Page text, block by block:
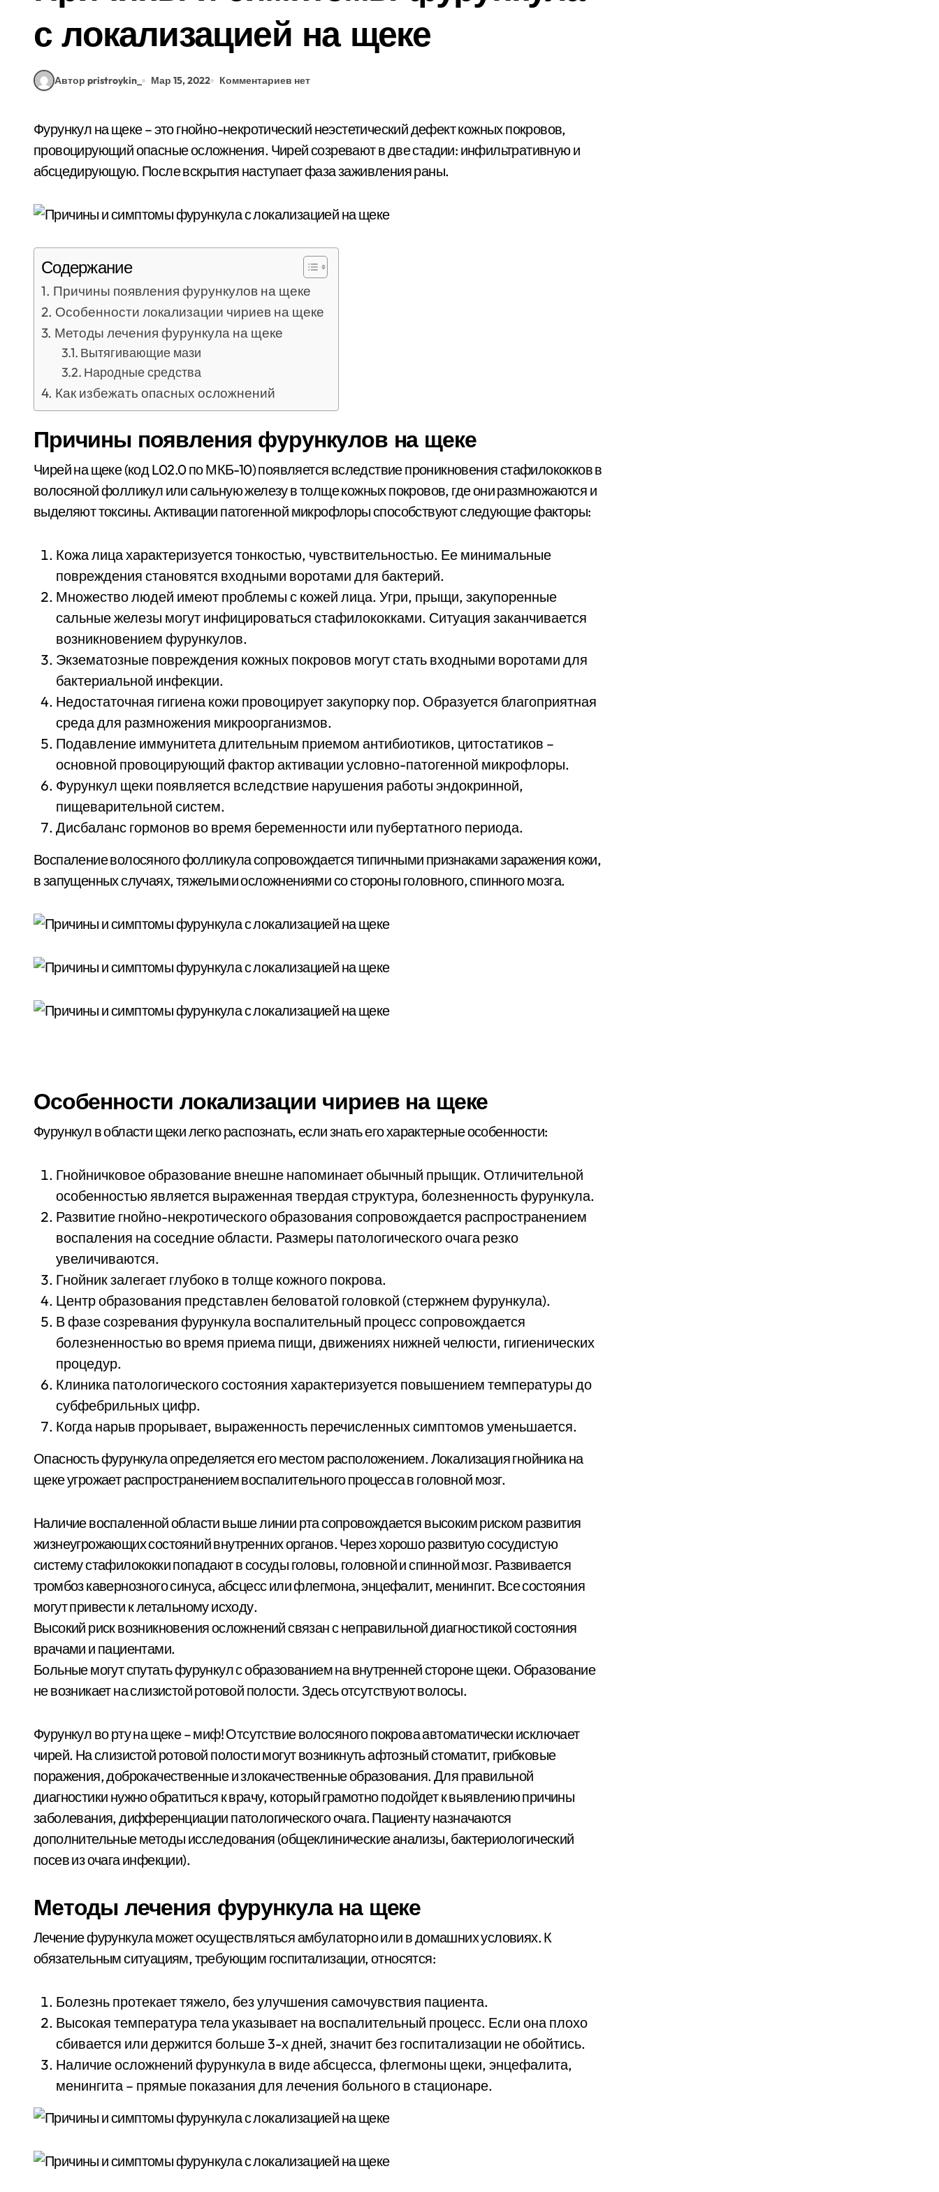
с локализацией на щеке
Автор pristroykin_ Мар 15, 2022 Комментариев нет
Фурункул на щеке – это гнойно-некротический неэстетический дефект кожных покровов,
провоцирующий опасные осложнения. Чирей созревают в две стадии: инфильтративную и
абсцедирующую. После вскрытия наступает фаза заживления раны.
Содержание
Причины появления фурункулов на щеке
Особенности локализации чириев на щеке
Методы лечения фурункула на щеке
Вытягивающие мази
Народные средства
Как избежать опасных осложнений
Причины появления фурункулов на щеке
Чирей на щеке (код L02.0 по МКБ-10) появляется вследствие проникновения стафилококков в
волосяной фолликул или сальную железу в толще кожных покровов, где они размножаются и
выделяют токсины. Активации патогенной микрофлоры способствуют следующие факторы:
Кожа лица характеризуется тонкостью, чувствительностью. Ее минимальные
повреждения становятся входными воротами для бактерий.
Множество людей имеют проблемы с кожей лица. Угри, прыщи, закупоренные
сальные железы могут инфицироваться стафилококками. Ситуация заканчивается
возникновением фурункулов.
Экзематозные повреждения кожных покровов могут стать входными воротами для
бактериальной инфекции.
Недостаточная гигиена кожи провоцирует закупорку пор. Образуется благоприятная
среда для размножения микроорганизмов.
Подавление иммунитета длительным приемом антибиотиков, цитостатиков –
основной провоцирующий фактор активации условно-патогенной микрофлоры.
Фурункул щеки появляется вследствие нарушения работы эндокринной,
пищеварительной систем.
Дисбаланс гормонов во время беременности или пубертатного периода.
Воспаление волосяного фолликула сопровождается типичными признаками заражения кожи,
в запущенных случаях, тяжелыми осложнениями со стороны головного, спинного мозга.
Особенности локализации чириев на щеке
Фурункул в области щеки легко распознать, если знать его характерные особенности:
Гнойничковое образование внешне напоминает обычный прыщик. Отличительной
особенностью является выраженная твердая структура, болезненность фурункула.
Развитие гнойно-некротического образования сопровождается распространением
воспаления на соседние области. Размеры патологического очага резко
увеличиваются.
Гнойник залегает глубоко в толще кожного покрова.
Центр образования представлен беловатой головкой (стержнем фурункула).
В фазе созревания фурункула воспалительный процесс сопровождается
болезненностью во время приема пищи, движениях нижней челюсти, гигиенических
процедур.
Клиника патологического состояния характеризуется повышением температуры до
субфебрильных цифр.
Когда нарыв прорывает, выраженность перечисленных симптомов уменьшается.
Опасность фурункула определяется его местом расположением. Локализация гнойника на
щеке угрожает распространением воспалительного процесса в головной мозг.
Наличие воспаленной области выше линии рта сопровождается высоким риском развития
жизнеугрожающих состояний внутренних органов. Через хорошо развитую сосудистую
систему стафилококки попадают в сосуды головы, головной и спинной мозг. Развивается
тромбоз кавернозного синуса, абсцесс или флегмона, энцефалит, менингит. Все состояния
могут привести к летальному исходу.
Высокий риск возникновения осложнений связан с неправильной диагностикой состояния
врачами и пациентами.
Больные могут спутать фурункул с образованием на внутренней стороне щеки. Образование
не возникает на слизистой ротовой полости. Здесь отсутствуют волосы.
Фурункул во рту на щеке – миф! Отсутствие волосяного покрова автоматически исключает
чирей. На слизистой ротовой полости могут возникнуть афтозный стоматит, грибковые
поражения, доброкачественные и злокачественные образования. Для правильной
диагностики нужно обратиться к врачу, который грамотно подойдет к выявлению причины
заболевания, дифференциации патологического очага. Пациенту назначаются
дополнительные методы исследования (общеклинические анализы, бактериологический
посев из очага инфекции).
Методы лечения фурункула на щеке
Лечение фурункула может осуществляться амбулаторно или в домашних условиях. К
обязательным ситуациям, требующим госпитализации, относятся:
Болезнь протекает тяжело, без улучшения самочувствия пациента.
Высокая температура тела указывает на воспалительный процесс. Если она плохо
сбивается или держится больше 3-х дней, значит без госпитализации не обойтись.
Наличие осложнений фурункула в виде абсцесса, флегмоны щеки, энцефалита,
менингита – прямые показания для лечения больного в стационаре.